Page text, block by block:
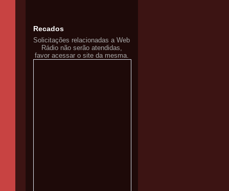
Recados
Solicitações relacionadas a Web
Rádio não serão atendidas,
favor acessar o site da mesma.